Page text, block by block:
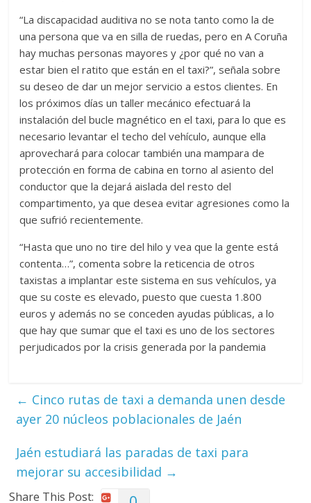
“La discapacidad auditiva no se nota tanto como la de
una persona que va en silla de ruedas, pero en A Coruña
hay muchas personas mayores y ¿por qué no van a
estar bien el ratito que están en el taxi?”, señala sobre
su deseo de dar un mejor servicio a estos clientes. En
los próximos días un taller mecánico efectuará la
instalación del bucle magnético en el taxi, para lo que es
necesario levantar el techo del vehículo, aunque ella
aprovechará para colocar también una mampara de
protección en forma de cabina en torno al asiento del
conductor que la dejará aislada del resto del
compartimento, ya que desea evitar agresiones como la
que sufrió recientemente.
“Hasta que uno no tire del hilo y vea que la gente está
contenta…”, comenta sobre la reticencia de otros
taxistas a implantar este sistema en sus vehículos, ya
que su coste es elevado, puesto que cuesta 1.800
euros y además no se conceden ayudas públicas, a lo
que hay que sumar que el taxi es uno de los sectores
perjudicados por la crisis generada por la pandemia
← Cinco rutas de taxi a demanda unen desde
ayer 20 núcleos poblacionales de Jaén
Jaén estudiará las paradas de taxi para
mejorar su accesibilidad →
Share This Post: